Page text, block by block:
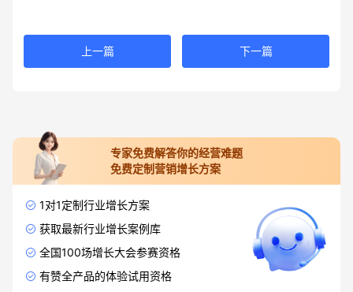
上一篇 下一篇
专家免费解答你的经营难题
免费定制营销增长方案
1对1定制行业增长方案
获取最新行业增长案例库
全国100场增长大会参赛资格
有赞全产品的体验试用资格